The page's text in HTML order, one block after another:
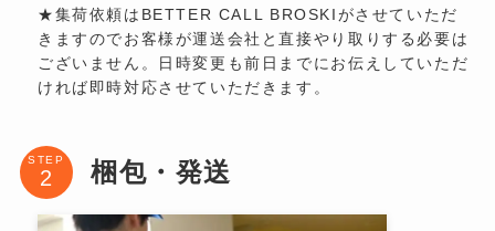
★集荷依頼はBETTER CALL BROSKIがさせていただ
きますのでお客様が運送会社と直接やり取りする必要は
ございません。日時変更も前日までにお伝えしていただ
ければ即時対応させていただきます。
STEP 梱包・発送